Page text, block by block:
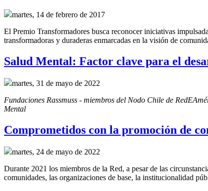
martes, 14 de febrero de 2017
El Premio Transformadores busca reconocer iniciativas
transformadoras y duraderas enmarcadas en la visión de
Salud Mental: Factor clave para el
martes, 31 de mayo de 2022
Fundaciones Rassmuss - miembros del Nodo Chile de
Mental
Comprometidos con la promoción de
martes, 24 de mayo de 2022
Durante 2021 los miembros de la Red, a pesar de las
comunidades, las organizaciones de base, la institucionalidad